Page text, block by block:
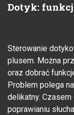
Dotyk:
Sterowanie
plusem. Można
oraz dobrać
Problem polega
delikatny.
poprawianiu